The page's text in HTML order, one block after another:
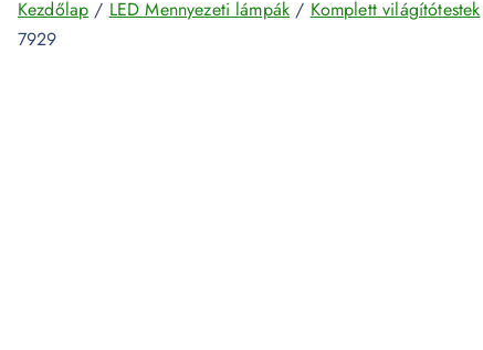
Kezdőlap / LED Mennyezeti lámpák / Komplett világítótestek
7929